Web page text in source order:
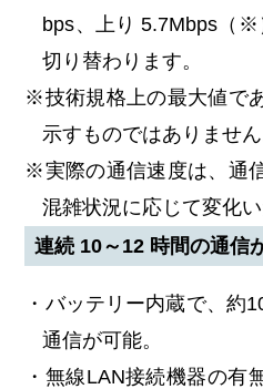
bps、上り 5.7Mbps（※
切り替わります。
※技術規格上の最大値で
示すものではありません
※実際の通信速度は、通
混雑状況に応じて変化い
連続 10～12 時間の通信
・バッテリー内蔵で、
通信が可能。
・無線LAN接続機器の有